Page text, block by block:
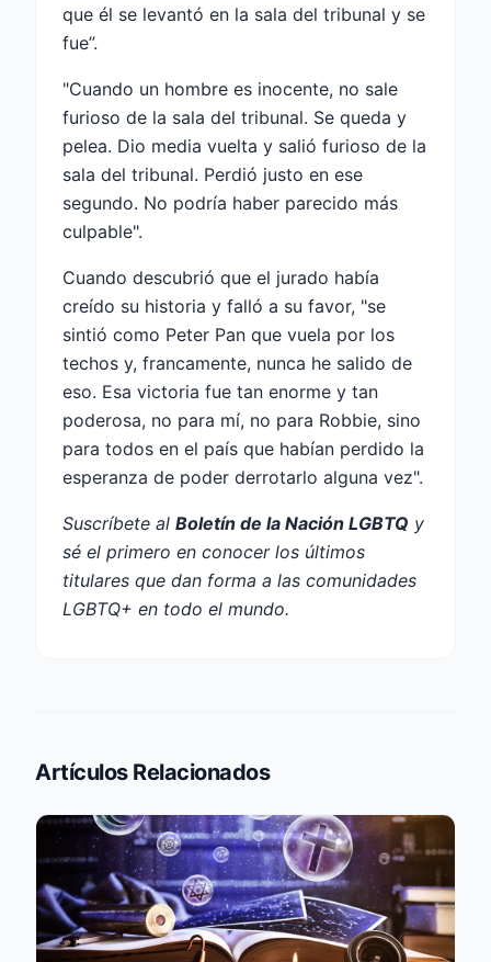
que él se levantó en la sala del tribunal y se
fue”.
"Cuando un hombre es inocente, no sale
furioso de la sala del tribunal. Se queda y
pelea. Dio media vuelta y salió furioso de la
sala del tribunal. Perdió justo en ese
segundo. No podría haber parecido más
culpable".
Cuando descubrió que el jurado había
creído su historia y falló a su favor, "se
sintió como Peter Pan que vuela por los
techos y, francamente, nunca he salido de
eso. Esa victoria fue tan enorme y tan
poderosa, no para mí, no para Robbie, sino
para todos en el país que habían perdido la
esperanza de poder derrotarlo alguna vez".
Suscríbete al Boletín de la Nación LGBTQ y
sé el primero en conocer los últimos
titulares que dan forma a las comunidades
LGBTQ+ en todo el mundo.
Artículos Relacionados